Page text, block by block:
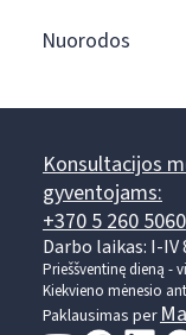
Nuorodos
Konsultacijos
gyventojams:
+370 5 260 5060
Darbo laikas: I-IV
Prieššventinę dieną -
Kiekvieno mėnesio
Paklausimas per